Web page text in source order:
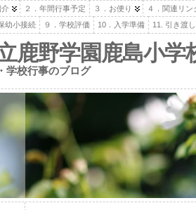
介 ２．年間行事予定 ３．お便り
４．関連リン
幼小接続 ９．学校評価 10．入学準備 11. 引き渡
鹿野学園鹿島小学
校行事のブログ